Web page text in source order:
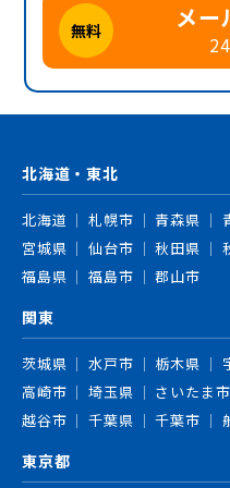
無料 メー
北海道・東北
北海道 札幌市 青森県
宮城県
仙台市 秋田県
福島県
福島市 郡山市
関東
茨城県 水戸市 栃木県
高崎市
埼玉県 さいたま市
越谷市
千葉県 千葉市
東京都